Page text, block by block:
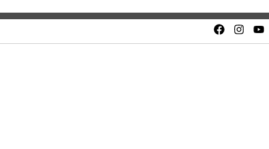
Quality and safety.Unbeatable value. Fair price